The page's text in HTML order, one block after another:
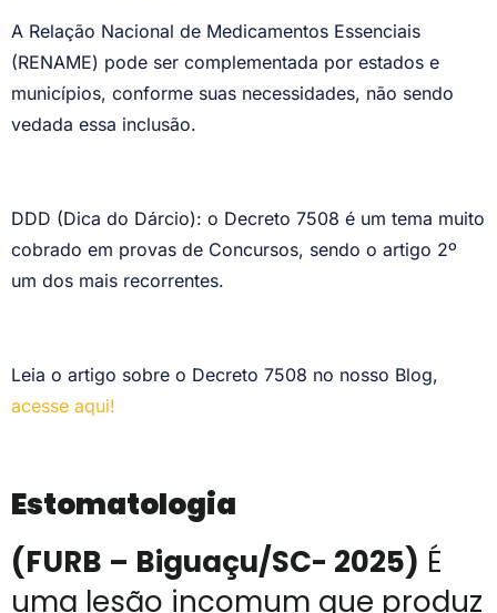
A Relação Nacional de Medicamentos Essenciais
(RENAME) pode ser complementada por estados e
municípios, conforme suas necessidades, não sendo
vedada essa inclusão.
DDD (Dica do Dárcio): o Decreto 7508 é um tema muito
cobrado em provas de Concursos, sendo o artigo 2º
um dos mais recorrentes.
Leia o artigo sobre o Decreto 7508 no nosso Blog,
acesse aqui!
Estomatologia
(FURB – Biguaçu/SC- 2025) É
uma lesão incomum que produz